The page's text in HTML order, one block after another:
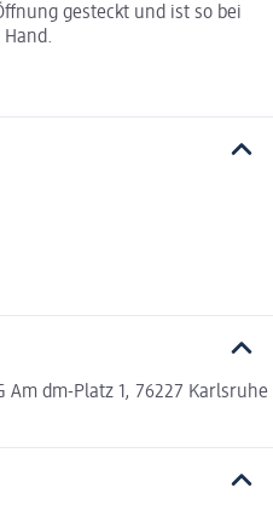
gesteckt und ist so bei
Am dm-Platz 1, 76227 Karlsruhe